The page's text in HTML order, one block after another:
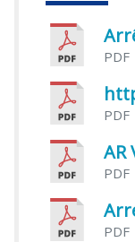
PDF
PDF
PDF
PDF